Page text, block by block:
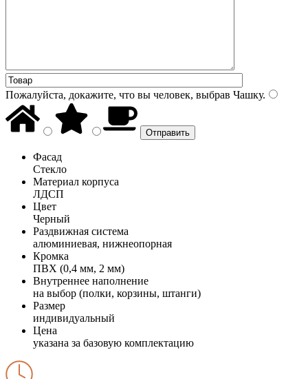
Пожалуйста, докажите, что вы человек, выбрав Чашку.
Фасад
Стекло
Материал корпуса
ЛДСП
Цвет
Черный
Раздвижная система
алюминиевая, нижнеопорная
Кромка
ПВХ (0,4 мм, 2 мм)
Внутреннее наполнение
на выбор (полки, корзины, штанги)
Размер
индивидуальный
Цена
указана за базовую комплектацию